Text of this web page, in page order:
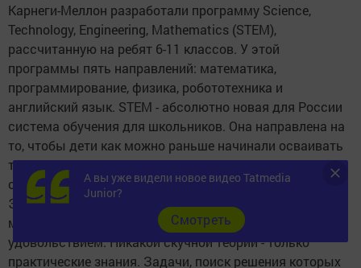
Карнеги-Меллон разработали программу Science,
Technology, Engineering, Mathematics (STEM),
рассчитанную на ребят 6-11 классов. У этой
программы пять направлений: математика,
программирование, физика, робототехника и
английский язык. STEM - абсолютно новая для России
система обучения для школьников. Она направлена на
то, чтобы дети как можно раньше начинали осваивать
технические специальности и были готовы
откликнуться на запросы XXI века.
Эта система обучения нацелена на то, чтобы школьник
мог заниматься математикой и физикой с
удовольствием. Никакой скучной теории - только
практические знания. Задачи, поиск решения которых
А вы уже видели новое видео Tatmedia
Junior?
Cмотреть